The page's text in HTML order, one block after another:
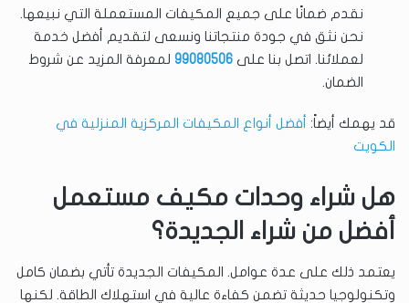
نقدم ضمانًا على جميع المكيفات المستعملة التي نبيعها.
نحن نثق في جودة منتجاتنا ونسعى لتقديم أفضل خدمة
لعملائنا. اتصل بنا على 99080506 لمعرفة المزيد عن شروط
الضمان.
قد يهمك أيضاً: أفضل أنواع المكيفات المركزية المنزلية في
الكويت
هل شراء وحدات مكيف مستعمل
أفضل من شراء الجديدة؟
يعتمد ذلك على عدة عوامل. المكيفات الجديدة تأتي بضمان كامل
وتكنولوجيا حديثة تضمن كفاءة عالية في استهلاك الطاقة. لكنها